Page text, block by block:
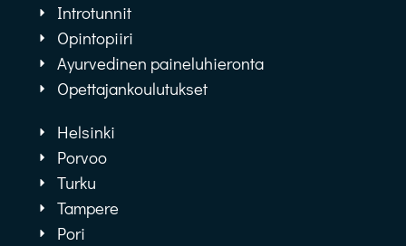
Introtunnit
Opintopiiri
Ayurvedinen paineluhieronta
Opettajankoulutukset
Helsinki
Porvoo
Turku
Tampere
Pori